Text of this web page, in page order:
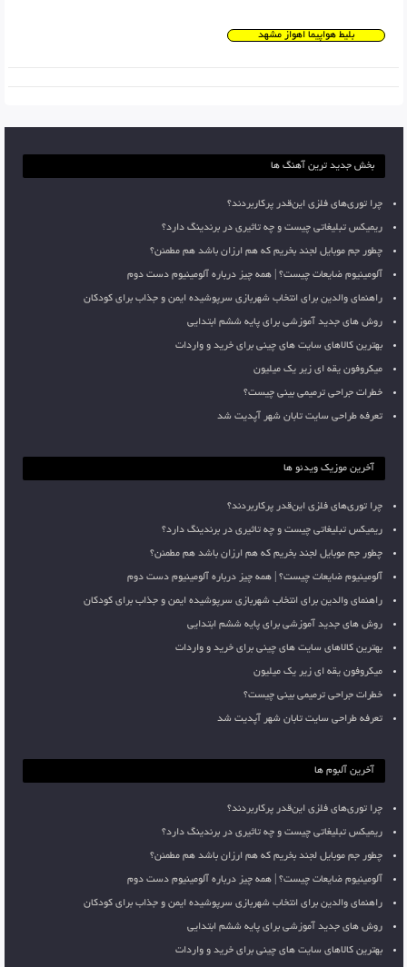
بلیط هواپیما اهواز مشهد
بخش جدید ترین آهنگ ها
چرا توری‌های فلزی این‌قدر پرکاربردند؟
ریمیکس تبلیغاتی چیست و چه تاثیری در برندینگ دارد؟
چطور جم موبایل لجند بخریم که هم ارزان باشد هم مطمئن؟
آلومینیوم ضایعات چیست؟ | همه چیز درباره آلومینیوم دست دوم
راهنمای والدین برای انتخاب شهربازی سرپوشیده ایمن و جذاب برای کودکان
روش های جدید آموزشی برای پایه ششم ابتدایی
بهترین کالاهای سایت های چینی برای خرید و واردات
میکروفون یقه ای زیر یک میلیون
خطرات جراحی ترمیمی بینی چیست؟
تعرفه طراحی سایت تابان شهر آپدیت شد
آخرین موزیک ویدئو ها
چرا توری‌های فلزی این‌قدر پرکاربردند؟
ریمیکس تبلیغاتی چیست و چه تاثیری در برندینگ دارد؟
چطور جم موبایل لجند بخریم که هم ارزان باشد هم مطمئن؟
آلومینیوم ضایعات چیست؟ | همه چیز درباره آلومینیوم دست دوم
راهنمای والدین برای انتخاب شهربازی سرپوشیده ایمن و جذاب برای کودکان
روش های جدید آموزشی برای پایه ششم ابتدایی
بهترین کالاهای سایت های چینی برای خرید و واردات
میکروفون یقه ای زیر یک میلیون
خطرات جراحی ترمیمی بینی چیست؟
تعرفه طراحی سایت تابان شهر آپدیت شد
آخرین آلبوم ها
چرا توری‌های فلزی این‌قدر پرکاربردند؟
ریمیکس تبلیغاتی چیست و چه تاثیری در برندینگ دارد؟
چطور جم موبایل لجند بخریم که هم ارزان باشد هم مطمئن؟
آلومینیوم ضایعات چیست؟ | همه چیز درباره آلومینیوم دست دوم
راهنمای والدین برای انتخاب شهربازی سرپوشیده ایمن و جذاب برای کودکان
روش های جدید آموزشی برای پایه ششم ابتدایی
بهترین کالاهای سایت های چینی برای خرید و واردات